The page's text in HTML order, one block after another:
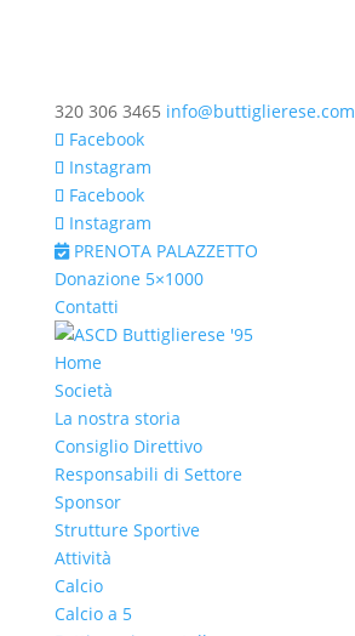
320 306 3465 info@buttiglierese.com
Facebook
Instagram
Facebook
Instagram
PRENOTA PALAZZETTO
Donazione 5×1000
Contatti
Home
Società
La nostra storia
Consiglio Direttivo
Responsabili di Settore
Sponsor
Strutture Sportive
Attività
Calcio
Calcio a 5